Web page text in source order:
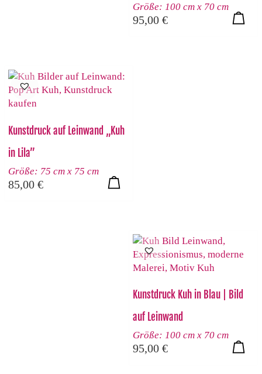
Größe: 100 cm x 70 cm
95,00 €
Kunstdruck auf Leinwand „Kuh
in Lila”
Größe: 75 cm x 75 cm
85,00 €
Kunstdruck Kuh in Blau | Bild
auf Leinwand
Größe: 100 cm x 70 cm
95,00 €